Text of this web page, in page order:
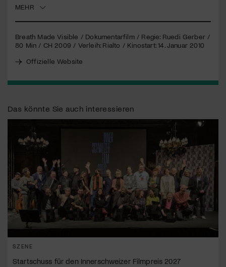
MEHR
Breath Made Visible / Dokumentarfilm / Regie: Ruedi Gerber /
80 Min / CH 2009 / Verleih: Rialto / Kinostart: 14. Januar 2010
Offizielle Website
Das könnte Sie auch interessieren
SZENE
Startschuss für den Innerschweizer Filmpreis 2027
Jetzt Mitglied werden